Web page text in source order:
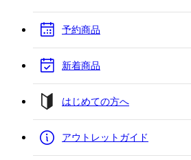
予約商品
新着商品
はじめての方へ
アウトレットガイド